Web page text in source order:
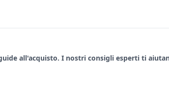
all'acquisto. I nostri consigli esperti ti